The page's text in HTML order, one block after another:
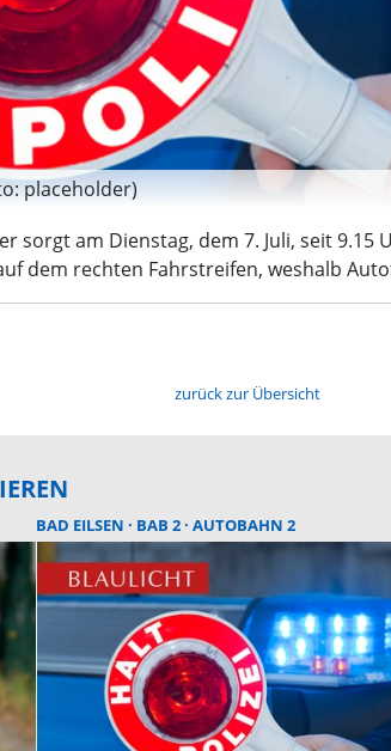
placeholder)
am Dienstag, dem 7. Juli, seit 9.15
dem rechten Fahrstreifen, weshalb
zurück zur Übersicht
BAD EILSEN BAB 2 AUTOBAHN 2